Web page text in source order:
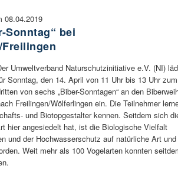
08.04.2019
Sonntag“ bei
Umweltverband Naturschutzinitiative e.V. (NI)
Sonntag, den 14. April von 11 Uhr bis 13 Uhr zum
von sechs „Biber-Sonntagen“ an den
Freilingen/Wölferlingen ein. Die Teilnehmer
und Biotopgestalter kennen. Seitdem sich
hier angesiedelt hat, ist die Biologische Vielfalt
und der Hochwasserschutz auf natürliche Art und
Weit mehr als 100 Vogelarten konnten